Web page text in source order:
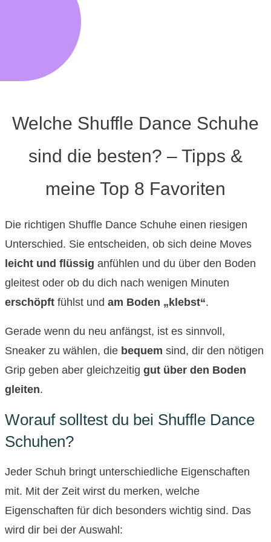
Welche Shuffle Dance Schuhe
sind die besten? – Tipps &
meine Top 8 Favoriten
Die richtigen Shuffle Dance Schuhe einen riesigen
Unterschied. Sie entscheiden, ob sich deine Moves
leicht und flüssig anfühlen und du über den Boden
gleitest oder ob du dich nach wenigen Minuten
erschöpft fühlst und am Boden „klebst“.
Gerade wenn du neu anfängst, ist es sinnvoll,
Sneaker zu wählen, die bequem sind, dir den nötigen
Grip geben aber gleichzeitig gut über den Boden
gleiten.
Worauf solltest du bei Shuffle Dance
Schuhen?
Jeder Schuh bringt unterschiedliche Eigenschaften
mit. Mit der Zeit wirst du merken, welche
Eigenschaften für dich besonders wichtig sind. Das
wird dir bei der Auswahl: